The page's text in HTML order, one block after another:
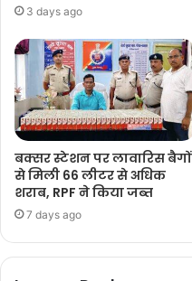
3 days ago
बक्सर स्टेशन पर लावारिस बैगों
से मिली 66 लीटर से अधिक
शराब, RPF ने किया जब्त
7 days ago